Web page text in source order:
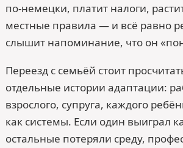
по-немецки, платит налоги,
местные правила — и всё равно
слышит напоминание, что он
Переезд с семьёй стоит
отдельные истории адаптации:
взрослого, супруга, каждого
как системы. Если один выиграл
остальные потеряли среду,